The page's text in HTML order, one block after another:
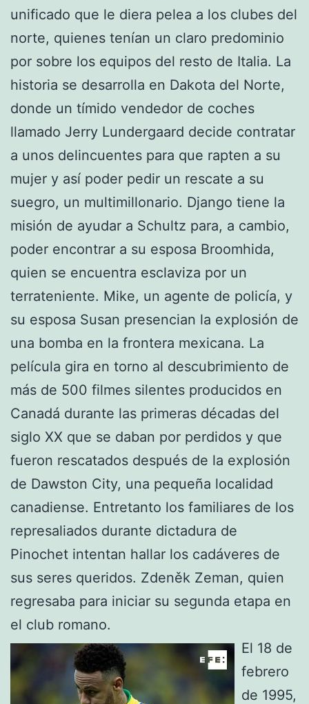
unificado que le diera pelea a los clubes del
norte, quienes tenían un claro predominio
por sobre los equipos del resto de Italia. La
historia se desarrolla en Dakota del Norte,
donde un tímido vendedor de coches
llamado Jerry Lundergaard decide contratar
a unos delincuentes para que rapten a su
mujer y así poder pedir un rescate a su
suegro, un multimillonario. Django tiene la
misión de ayudar a Schultz para, a cambio,
poder encontrar a su esposa Broomhida,
quien se encuentra esclaviza por un
terrateniente. Mike, un agente de policía, y
su esposa Susan presencian la explosión de
una bomba en la frontera mexicana. La
película gira en torno al descubrimiento de
más de 500 filmes silentes producidos en
Canadá durante las primeras décadas del
siglo XX que se daban por perdidos y que
fueron rescatados después de la explosión
de Dawston City, una pequeña localidad
canadiense. Entretanto los familiares de los
represaliados durante dictadura de
Pinochet intentan hallar los cadáveres de
sus seres queridos. Zdeněk Zeman, quien
regresaba para iniciar su segunda etapa en
el club romano.
El 18 de
febrero
de 1995,